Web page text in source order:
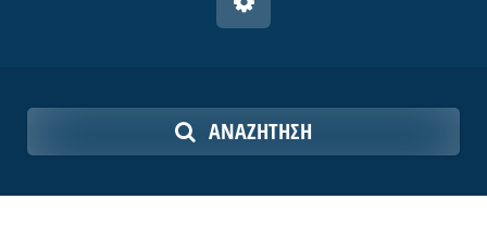
ΑΝΑΖΉΤΗΣΗ